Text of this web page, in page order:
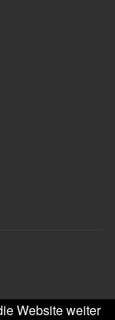
Website weiter